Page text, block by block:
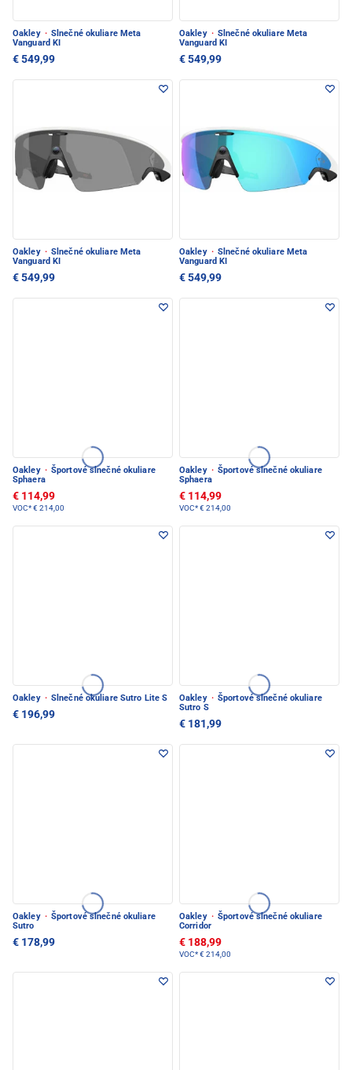
Oakley · Slnečné okuliare Meta
Vanguard KI
€ 549,99
Oakley · Slnečné okuliare Meta
Vanguard KI
€ 549,99
Oakley · Slnečné okuliare Meta
Vanguard KI
€ 549,99
Oakley · Slnečné okuliare Meta
Vanguard KI
€ 549,99
Oakley · Športové slnečné okuliare
Sphaera
€ 114,99
VOC*€ 214,00
Oakley · Športové slnečné okuliare
Sphaera
€ 114,99
VOC*€ 214,00
Oakley · Slnečné okuliare Sutro Lite S
€ 196,99
Oakley · Športové slnečné okuliare
Sutro S
€ 181,99
Oakley · Športové slnečné okuliare
Sutro
€ 178,99
Oakley · Športové slnečné okuliare
Corridor
€ 188,99
VOC*€ 214,00